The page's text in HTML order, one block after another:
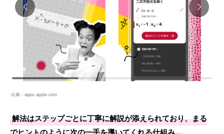
出典： apps.apple.com
解法はステップごとに丁寧に解説が添えられており、まる